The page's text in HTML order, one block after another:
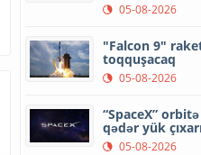
05-08-2026
"Falcon 9"
toqquşacaq
05-08-2026
“SpaceX”
qədər yük
05-08-2026